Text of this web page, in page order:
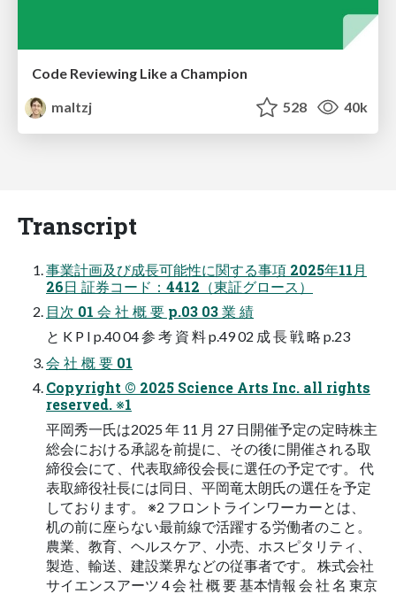
Code Reviewing Like a Champion
maltzj
528 40k
Transcript
事業計画及び成長可能性に関する事項 2025年11月
26日 証券コード：4412（東証グロース）
目次 01 会 社 概 要 p.03 03 業 績
と K P I p.40 04 参 考 資 料 p.49 02 成 長 戦 略 p.23
会 社 概 要 01
Copyright © 2025 Science Arts Inc. all rights
reserved. ※1
平岡秀一氏は2025 年 11 月 27 日開催予定の定時株主
総会における承認を前提に、その後に開催される取
締役会にて、代表取締役会長に選任の予定です。 代
表取締役社長には同日、平岡竜太朗氏の選任を予定
しております。 ※2 フロントラインワーカーとは、
机の前に座らない最前線で活躍する労働者のこと。
農業、教育、ヘルスケア、小売、ホスピタリティ、
製造、輸送、建設業界などの従事者です。 株式会社
サイエンスアーツ 4 会 社 概 要 基本情報 会 社 名 東京